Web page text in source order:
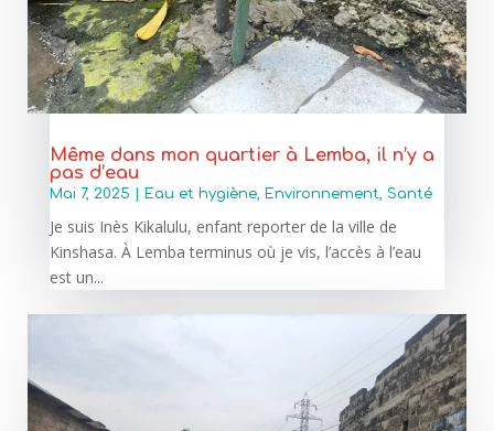
Même dans mon quartier à Lemba, il n’y a
pas d’eau
Mai 7, 2025 Eau et hygiène, Environnement, Santé
Je suis Inès Kikalulu, enfant reporter de la ville de
Kinshasa. À Lemba terminus où je vis, l’accès à l’eau
est un...